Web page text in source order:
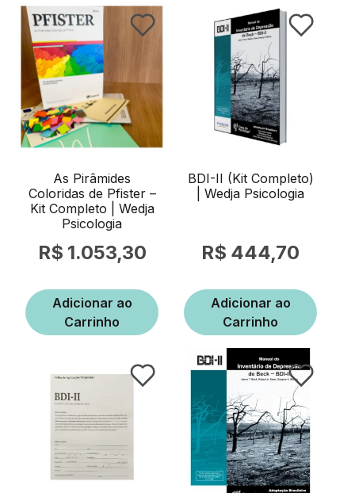
As Pirâmides
Coloridas de Pfister –
Kit Completo | Wedja
Psicologia
1.053,30
Adicionar ao
Carrinho
BDI-II (Kit Completo)
| Wedja Psicologia
444,70
Adicionar ao
Carrinho